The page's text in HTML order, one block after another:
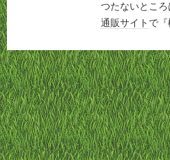
つたないところ
通販サイト で